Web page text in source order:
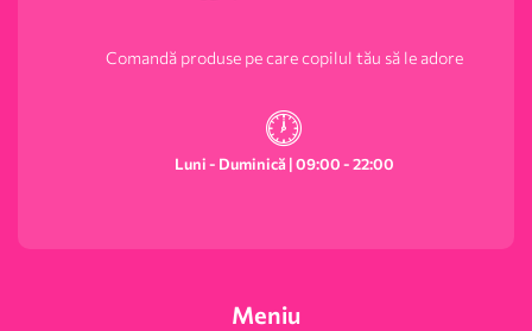
Comandă produse pe care copilul tău să le adore
Luni - Duminică | 09:00 - 22:00
Meniu